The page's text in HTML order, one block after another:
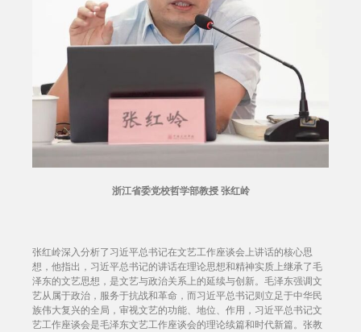
浙江省委党校哲学部教授 张红岭
张红岭深入分析了习近平总书记在文艺工作座谈会上讲话的核心思
想，他指出，习近平总书记的讲话在理论思想和精神实质上继承了毛
泽东的文艺思想，是文艺与政治关系上的延续与创新。毛泽东强调文
艺从属于政治，服务于抗战和革命，而习近平总书记则立足于中华民
族伟大复兴的全局，审视文艺的功能、地位、作用，习近平总书记文
艺工作座谈会是毛泽东文艺工作座谈会的理论续篇和时代新篇。张教